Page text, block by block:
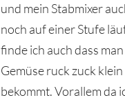
und mein Stabmixer
noch auf einer Stufe
finde ich auch dass
Gemüse ruck zuck klein
bekommt. Vorallem da